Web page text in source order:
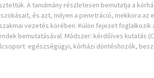
A tanulmány részletesen bemutatja a
és azt, milyen a penetráció, mekkora az
vezetés körében. Külön fejezet foglalkozik
bemutatásával. Módszer: kérdőíves kutatás
egészségügyi, kórházi döntéshozók,